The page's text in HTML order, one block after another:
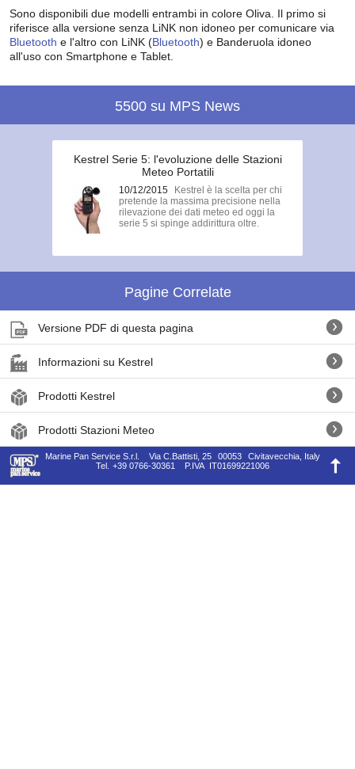
Sono disponibili due modelli entrambi in colore Oliva. Il primo si
riferisce alla versione senza LiNK non idoneo per comunicare via
Bluetooth e l'altro con LiNK (Bluetooth) e Banderuola idoneo
all'uso con Smartphone e Tablet.
5500 su MPS News
Kestrel Serie 5: l'evoluzione delle Stazioni
Meteo Portatili
10/12/2015
Kestrel è la scelta per chi
pretende la massima precisione nella
rilevazione dei dati meteo ed oggi la
serie 5 si spinge addirittura oltre.
Pagine Correlate
Versione PDF di questa pagina
Informazioni su Kestrel
Prodotti Kestrel
Prodotti Stazioni Meteo
Marine Pan Service S.r.l. Via C.Battisti, 25 00053
Civitavecchia, Italy
Tel.
+39 0766-30361 P.IVA IT01699221006